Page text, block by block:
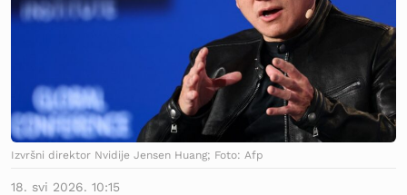
Izvršni direktor Nvidije Jensen Huang; Foto: Afp
18. svi 2026. 10:15